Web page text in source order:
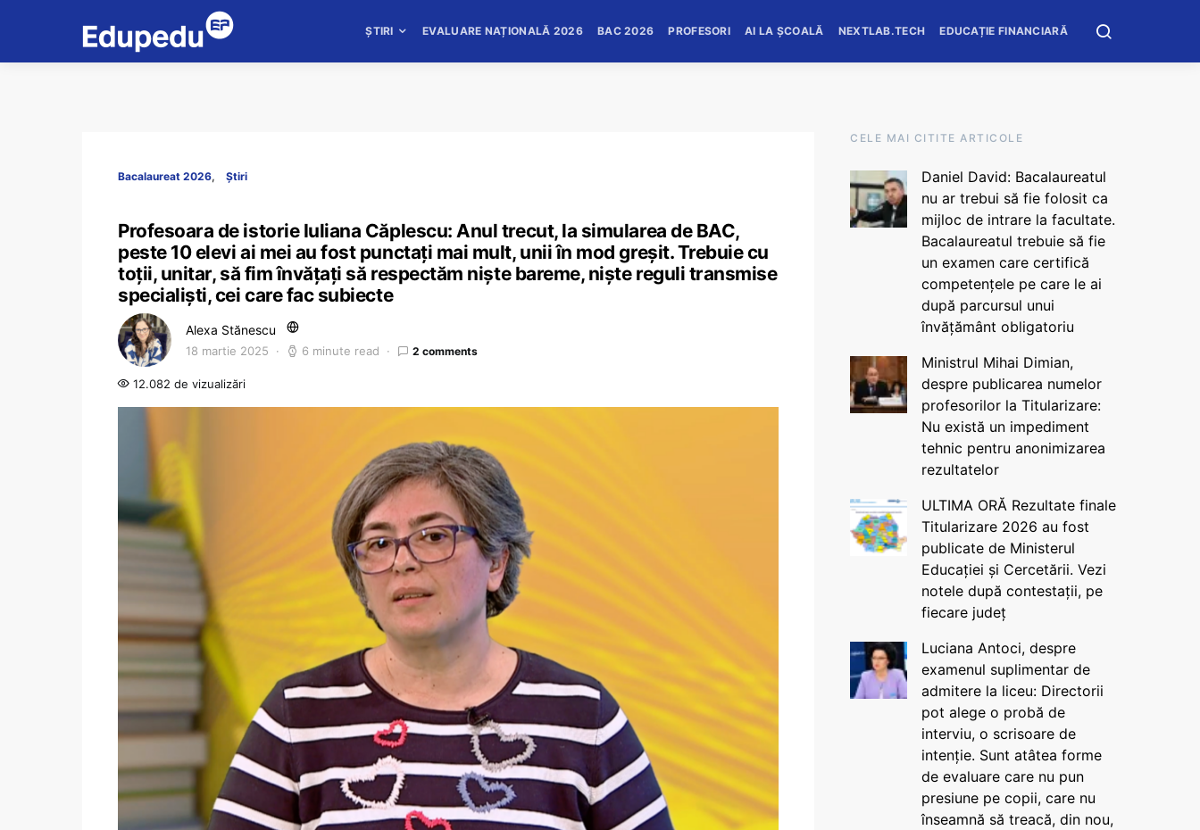
ȘTIRI EVALUARE NAȚIONALĂ 2026 BAC 2026 PROFESORI AI LA ȘCOALĂ NEXTLAB.TECH EDUCAȚIE FINANCIARĂ
Bacalaureat 2026 Știri
Profesoara de istorie Iuliana Căplescu: Anul trecut, la simularea de BAC,
peste 10 elevi ai mei au fost punctați mai mult, unii în mod greșit. Trebuie cu
toții, unitar, să fim învățați să respectăm niște bareme, niște reguli transmise
specialiști, cei care fac subiecte
Alexa Stănescu
18 martie 2025 6 minute read 2 comments
12.082 de vizualizări
CELE MAI CITITE ARTICOLE
Daniel David: Bacalaureatul
nu ar trebui să fie folosit ca
mijloc de intrare la facultate.
Bacalaureatul trebuie să fie
un examen care certifică
competențele pe care le ai
după parcursul unui
învățământ obligatoriu
Ministrul Mihai Dimian,
despre publicarea numelor
profesorilor la Titularizare:
Nu există un impediment
tehnic pentru anonimizarea
rezultatelor
ULTIMA ORĂ Rezultate finale
Titularizare 2026 au fost
publicate de Ministerul
Educației și Cercetării. Vezi
notele după contestații, pe
fiecare județ
Luciana Antoci, despre
examenul suplimentar de
admitere la liceu: Directorii
pot alege o probă de
interviu, o scrisoare de
intenție. Sunt atâtea forme
de evaluare care nu pun
presiune pe copii, care nu
înseamnă să treacă, din nou,